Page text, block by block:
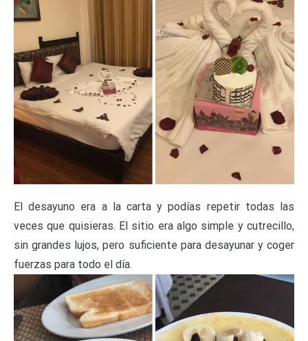
El desayuno era a la carta y podías repetir todas las
veces que quisieras. El sitio era algo simple y cutrecillo,
sin grandes lujos, pero suficiente para desayunar y coger
fuerzas para todo el día.